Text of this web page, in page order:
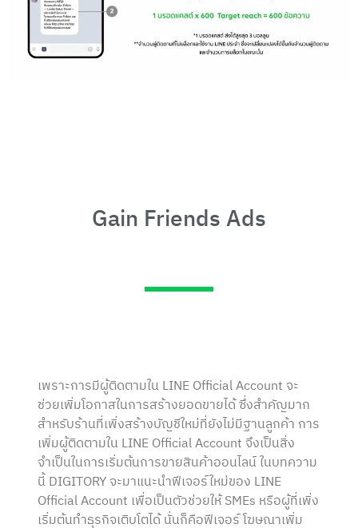
Gain Friends Ads
เพราะการมีผู้ติดตามใน LINE Official Account จะ
ช่วยเพิ่มโอกาสในการสร้างยอดขายได้ ซึ่งสำคัญมาก
สำหรับร้านที่เพิ่งสร้างบัญชีใหม่ที่ยังไม่มีฐานลูกค้า การ
เพิ่มผู้ติดตามใน LINE Official Account จึงเป็นสิ่ง
จำเป็นในการเริ่มต้นการขายสินค้าออนไลน์ ในบทความ
นี้ DIGITORY จะมาแนะนำฟีเจอร์ใหม่ของ LINE
Official Account เพื่อเป็นตัวช่วยให้ SMEs หรือผู้ที่เพิ่ง
เริ่มต้นทำธุรกิจเติบโตได้ นั่นก็คือฟีเจอร์ โฆษณาเพิ่ม